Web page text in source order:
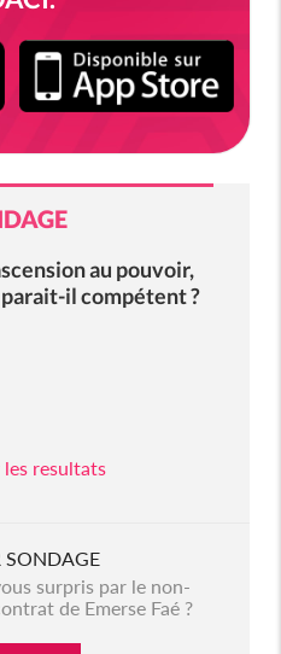
au pouvoir,
il compétent ?
les resultats
SONDAGE
surpris par le non-
de Emerse Faé ?